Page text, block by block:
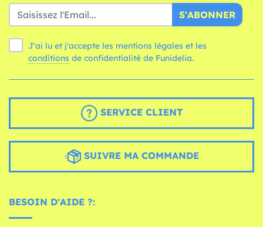
S'ABONNER
J'ai lu et j'accepte les mentions légales et les
conditions de confidentialité de Funidelia.
SERVICE CLIENT
SUIVRE MA COMMANDE
BESOIN D'AIDE ?: